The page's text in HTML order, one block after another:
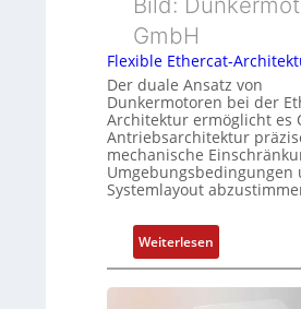
u
u
u
n
d
Z
u
s
n
s
o
r
g
t
f
r
e
GmbH
Flexible Ethercat-
Der duale Ansatz von
Dunkermotoren bei der
Architektur ermöglicht es
Antriebsarchitektur
mechanische
Umgebungsbedingungen
Systemlayout
Weiterlesen
F
l